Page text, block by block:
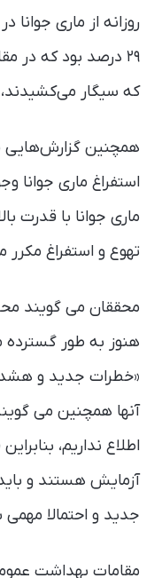
روزانه از ماری جوانا
که سیگار می‌کشیدند،
همچنین گزارش‌هایی
استفراغ ماری جوانا
ماری جوانا با قدرت
تهوع و استفراغ
محققان می گویند
هنوز به طور گسترده
«خطرات جدید و
آنها همچنین می
اطلاع نداریم،
آزمایش هستند و
جدید و احتمالا مهمی
مقامات بهداشت